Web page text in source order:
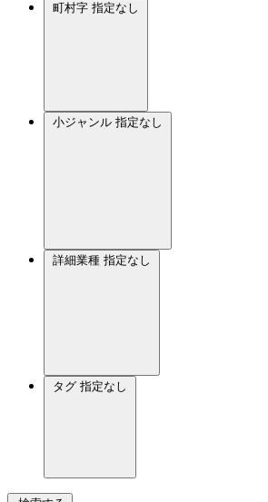
町村字 指定なし
小ジャンル 指定なし
詳細業種 指定なし
タグ 指定なし